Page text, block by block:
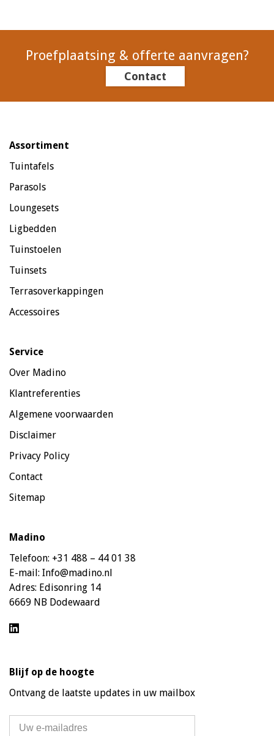
Proefplaatsing & offerte aanvragen?
Contact
Assortiment
Tuintafels
Parasols
Loungesets
Ligbedden
Tuinstoelen
Tuinsets
Terrasoverkappingen
Accessoires
Service
Over Madino
Klantreferenties
Algemene voorwaarden
Disclaimer
Privacy Policy
Contact
Sitemap
Madino
Telefoon: +31 488 – 44 01 38
E-mail: Info@madino.nl
Adres: Edisonring 14
6669 NB Dodewaard
Blijf op de hoogte
Ontvang de laatste updates in uw mailbox